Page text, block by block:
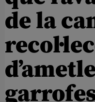
de la